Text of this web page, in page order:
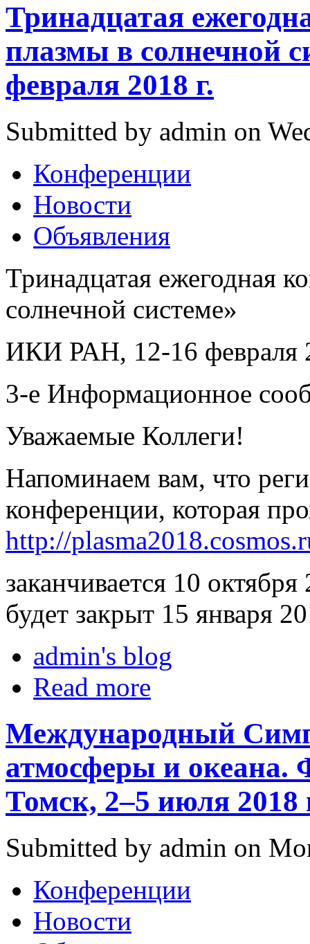
Тринадцатая
плазмы в солнечной
февраля 2018 г.
Submitted by admin on
Конференции
Новости
Объявления
Тринадцатая ежегодная
солнечной системе»
ИКИ РАН, 12-16 февраля
3-е Информационное
Уважаемые Коллеги!
Напоминаем вам, что
конференции, которая
http://
заканчивается 10
будет закрыт 15 января
admin's blog
Read more
Международный
атмосферы и океана.
Томск, 2–5 июля 2018
Submitted by admin on
Конференции
Новости